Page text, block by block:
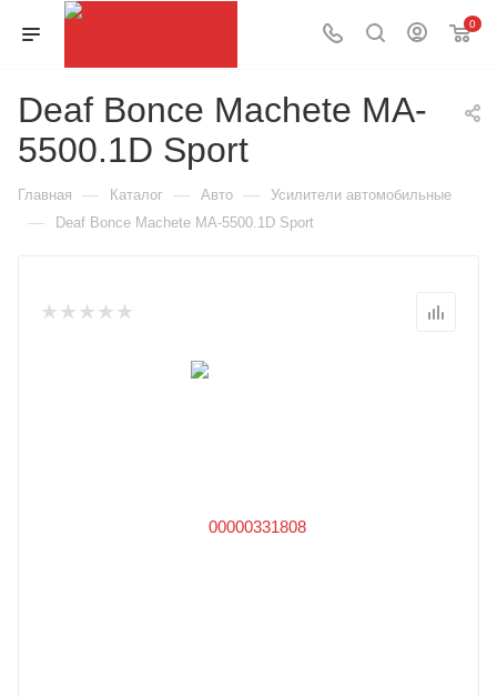
0
Deaf Bonce Machete MA-
5500.1D Sport
Главная — Каталог — Авто — Усилители автомобильные
— Deaf Bonce Machete MA-5500.1D Sport